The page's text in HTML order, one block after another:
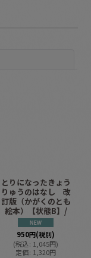
とりになったきょう
りゅうのはなし 改
訂版（かがくのとも
絵本）【状態B】/
950円(税別)
(税込: 1,045円)
定価: 1,320円